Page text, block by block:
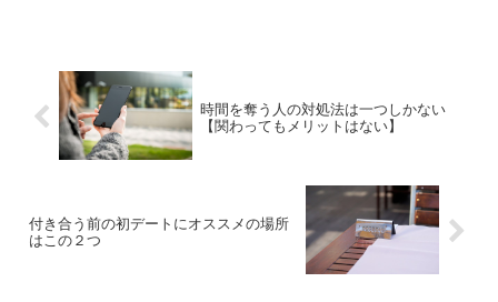
時間を奪う人の対処法は一つしかない
【関わってもメリットはない】
付き合う前の初デートにオススメの場所
はこの２つ